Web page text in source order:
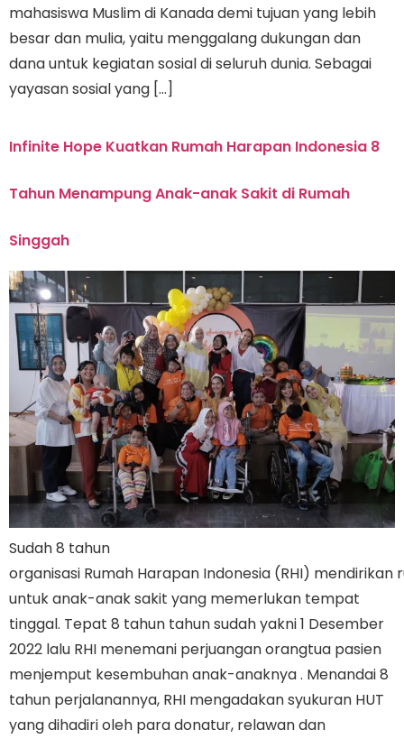
mahasiswa Muslim di Kanada demi tujuan yang lebih
besar dan mulia, yaitu menggalang dukungan dan
dana untuk kegiatan sosial di seluruh dunia. Sebagai
yayasan sosial yang […]
Infinite Hope Kuatkan Rumah Harapan Indonesia 8
Tahun Menampung Anak-anak Sakit di Rumah
Singgah
Sudah 8 tahun
organisasi Rumah Harapan Indonesia (RHI) mendirikan
untuk anak-anak sakit yang memerlukan tempat
tinggal. Tepat 8 tahun tahun sudah yakni 1 Desember
2022 lalu RHI menemani perjuangan orangtua pasien
menjemput kesembuhan anak-anaknya . Menandai 8
tahun perjalanannya, RHI mengadakan syukuran HUT
yang dihadiri oleh para donatur, relawan dan